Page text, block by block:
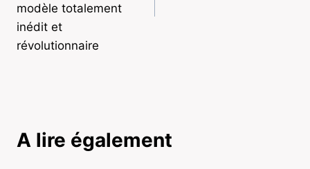
modèle totalement
inédit et
révolutionnaire
A lire également